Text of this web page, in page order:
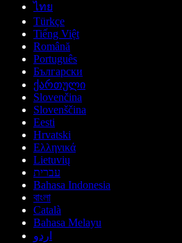
ไทย
Türkçe
Tiếng Việt
Română
Português
Български
ქართული
Slovenčina
Slovenščina
Eesti
Hrvatski
Ελληνικά
Lietuvių
עברית
Bahasa Indonesia
বাংলা
Català
Bahasa Melayu
اردو